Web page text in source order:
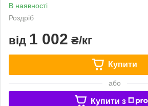
В наявності
Роздріб
від 1 002 ₴/кг
Купити
або
Купити з